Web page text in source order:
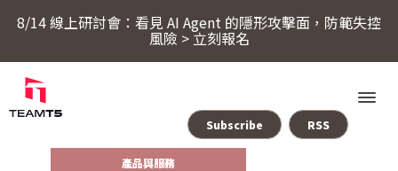
8/14 線上研討會：看見 AI Agent 的隱形攻擊面，防範失控
風險 > 立刻報名
產品與服務
Subscribe RSS